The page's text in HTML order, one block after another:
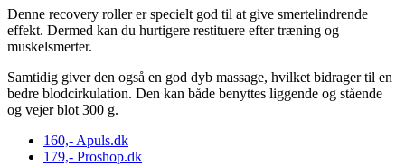
Denne recovery roller er specielt god til at give smertelindrende
effekt. Dermed kan du hurtigere restituere efter træning og
muskelsmerter.
Samtidig giver den også en god dyb massage, hvilket bidrager til en
bedre blodcirkulation. Den kan både benyttes liggende og stående
og vejer blot 300 g.
160,- Apuls.dk
179,- Proshop.dk